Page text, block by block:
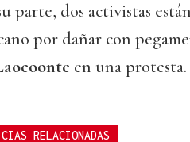
parte, dos activistas
por dañar con
en una protesta.
RELACIONADAS